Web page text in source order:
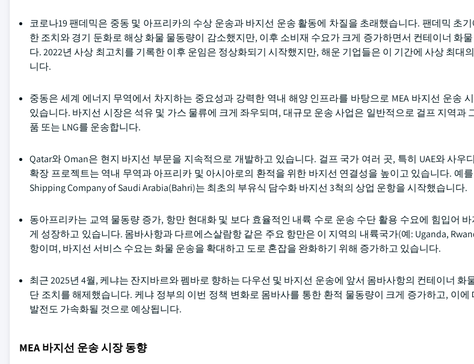
코로나19 팬데믹은 중동 및 아프리카의 수상 운송과 바지선 운송 활동에 차질을 초래했습니다. 팬데믹 초
한 조치와 경기 둔화로 해상 화물 물동량이 감소했지만, 이후 소비재 수요가 크게 증가하면서 컨테이너 화
다. 2022년 사상 최고치를 기록한 이후 운임은 정상화되기 시작했지만, 해운 기업들은 이 기간에 사상 최대
니다.
중동은 세계 에너지 무역에서 차지하는 중요성과 강력한 역내 해양 인프라를 바탕으로 MEA 바지선 운송
있습니다. 바지선 시장은 석유 및 가스 물류에 크게 좌우되며, 대규모 운송 사업은 일반적으로 걸프 지역과
품 또는 LNG를 운송합니다.
Qatar와 Oman은 현지 바지선 부문을 지속적으로 개발하고 있습니다. 걸프 국가 여러 곳, 특히 UAE와 사우
확장 프로젝트는 역내 무역과 아프리카 및 아시아로의 환적을 위한 바지선 연결성을 높이고 있습니다. 예
Shipping Company of Saudi Arabia(Bahri)는 최초의 부유식 담수화 바지선 3척의 상업 운항을 시작했습니다.
동아프리카는 교역 물동량 증가, 항만 현대화 및 보다 효율적인 내륙 수로 운송 수단 활용 수요에 힘입어
게 성장하고 있습니다. 몸바사항과 다르에스살람항 같은 주요 항만은 이 지역의 내륙국가(예: Uganda,
항이며, 바지선 서비스 수요는 화물 운송을 확대하고 도로 혼잡을 완화하기 위해 증가하고 있습니다.
최근 2025년 4월, 케냐는 잔지바르와 펨바로 향하는 다우선 및 바지선 운송에 앞서 몸바사항의 컨테이너 화
단 조치를 해제했습니다. 케냐 정부의 이번 정책 변화로 몸바사를 통한 환적 물동량이 크게 증가하고, 이에
발전도 가속화될 것으로 예상됩니다.
MEA 바지선 운송 시장 동향